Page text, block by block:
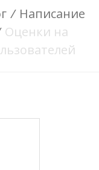
/ Написание
Оценки на